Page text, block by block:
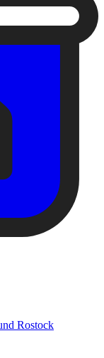
Rostock